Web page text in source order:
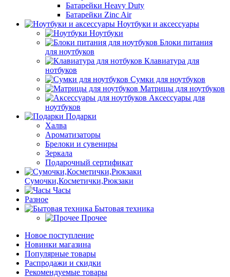
Батарейки Heavy Duty
Батарейки Zinc Air
Ноутбуки и аксессуары
Ноутбуки
Блоки питания
для ноутбуков
Клавиатура для
нотбуков
Сумки для ноутбуков
Матрицы для ноутбуков
Аксессуары для
ноутбуков
Подарки
Халва
Ароматизаторы
Брелоки и сувениры
Зеркала
Подарочный сертификат
Сумочки,Косметички,Рюкзаки
Часы
Разное
Бытовая техника
Прочее
Новое поступление
Новинки магазина
Популярные товары
Распродажи и скидки
Рекомендуемые товары